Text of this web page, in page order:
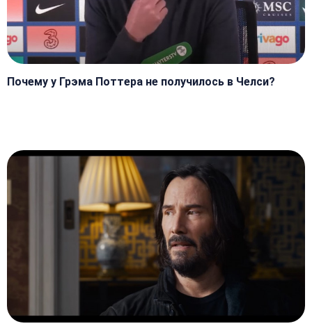
Почему у Грэма Поттера не получилось в Челси?